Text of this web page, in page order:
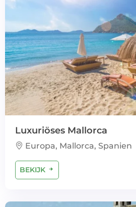
Luxuriöses Mallorca
Europa, Mallorca, Spanien
BEKIJK